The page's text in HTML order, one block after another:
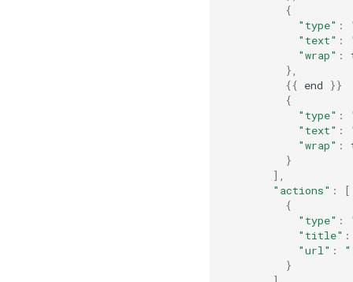
{
"type" :
"text" :
"wrap" :
},
{{ end
}}
{
"type" :
"text" :
"wrap" :
}
],
"actions" :
[
{
"type" :
"title" :
"url" :
}